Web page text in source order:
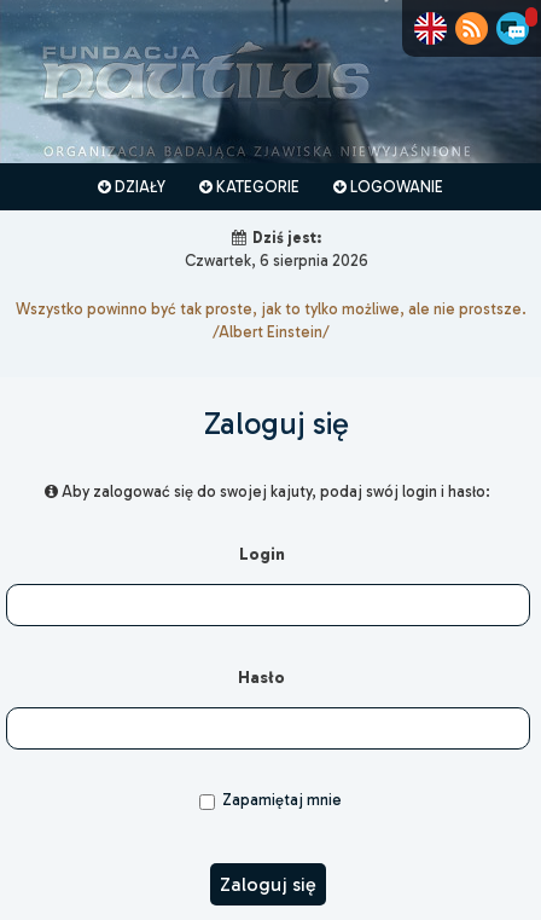
DZIAŁY KATEGORIE LOGOWANIE
Dziś jest:
Czwartek, 6 sierpnia 2026
Wszystko powinno być tak proste, jak to tylko możliwe, ale nie prostsze.
/Albert Einstein/
Zaloguj się
Aby zalogować się do swojej kajuty, podaj swój login i hasło:
Login
Hasło
Zapamiętaj mnie